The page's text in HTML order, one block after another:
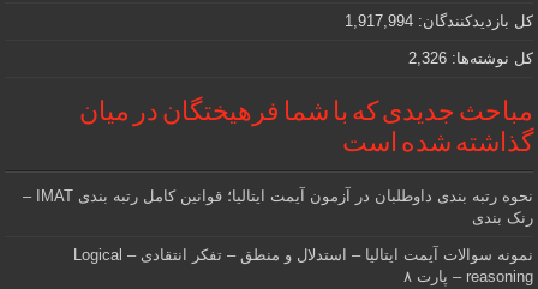
کل بازدیدکنند‌گان:1,917,994
کل نوشته‌ها:2,326
مباحث جدیدی که با شما فرهیختگان در میان
گذاشته شده است
نحوه رتبه بندی داوطلبان در آزمون آیمت ایتالیا؛ قوانین کامل رتبه بندی IMAT –
رنک بندی
نمونه سوالات آیمت ایتالیا – استدلال و منطق – تفکر انتقادی – Logical
reasoning – پارت ۸